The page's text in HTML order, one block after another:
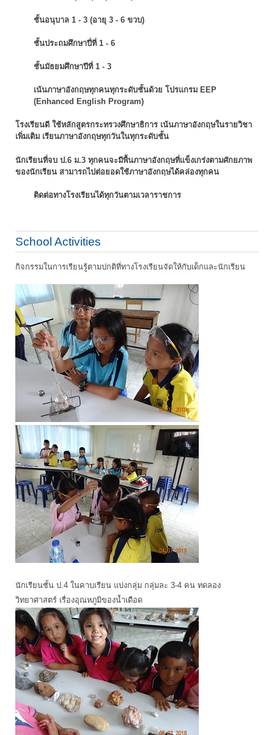
ชั้นอนุบาล 1 - 3 (อายุ 3 - 6 ขวบ)
ชั้นประถมศึกษาปี่ที่ 1 - 6
ชั้นมัธยมศึกษาปีที่ 1 - 3
เน้นภาษาอังกฤษทุกคนทุกระดับชั้นด้วย โปรแกรม EEP
(Enhanced English Program)
โรงเรียนดี ใช้หลักสูตรกระทรวงศึกษาธิการ เน้นภาษาอังกฤษในรายวิชา
เพิ่มเติม เรียนภาษาอังกฤษทุกวันในทุกระดับชั้น
นักเรียนที่จบ ป.6 ม.3 ทุกคนจะมีพื้นภาษาอังกฤษที่แข็งเกร่งตามศักยภาพ
ของนักเรียน สามารถไปต่อยอดใช้ภาษาอังกฤษได้คล่องทุกคน
ติดต่อทางโรงเรียนได้ทุกวันตามเวลาราชการ
School Activities
กิจกรรมในการเรียนรู้ตามปกติที่ทางโรงเรียนจัดให้กับเด็กและนักเรียน
นักเรียนชั้น ป.4 ในคาบเรียน แบ่งกลุ่ม กลุ่มละ 3-4 คน ทดลอง
วิทยาศาสตร์ เรื่องอุณหภูมิของน้ำเดือด